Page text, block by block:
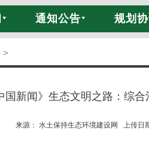
通知公告 规划
>
国新闻》生态文明之路：综
来源： 水土保持生态环境建设网 上传日